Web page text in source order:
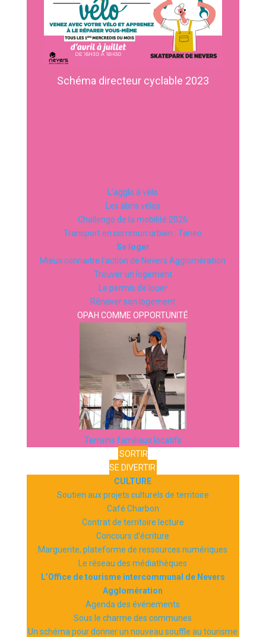
Schéma directeur cyclable 2023
L’agglo à vélo
Les abris vélos
Challenge de la mobilité 2026
Transport en commun urbain : Taneo
Se loger
Mieux connaitre l’action de Nevers Agglomération
Trouver un logement
Le permis de louer
Rénover son logement
OPAH COMME OPPORTUNITÉ
Terrains familiaux locatifs
SORTIR
SE DIVERTIR
CULTURE
Soutien aux projets culturels de territoire
Café Charbon
Contrat de territoire lecture
Concours d’écriture
Marguerite, plateforme de ressources numériques
Le réseau des médiathèques
L’Office de tourisme intercommunal de Nevers
Agglomération
Agenda des événements
Sous le charme des communes
Un schéma pour donner un nouveau souffle au tourisme